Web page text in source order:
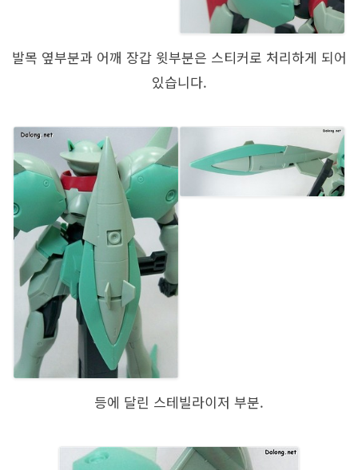
발목 옆부분과 어깨 장갑 윗부분은 스티커로 처리하게 되어
있습니다.
등에 달린 스테빌라이저 부분.